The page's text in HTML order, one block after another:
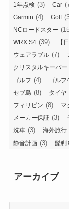
1年点検 (3) Car
Garmin (4) Golf
NCロードスター
WRX S4 (39) 【
ウェアラブル (7)
クリスタルキーパー
ゴルフ (4) ゴルフ
セブ島 (8) タイヤ
フィリピン (8) マ
メーカー保証 (3)
洗車 (3) 海外旅行
静音計画 (3) 髭剃
アーカイブ